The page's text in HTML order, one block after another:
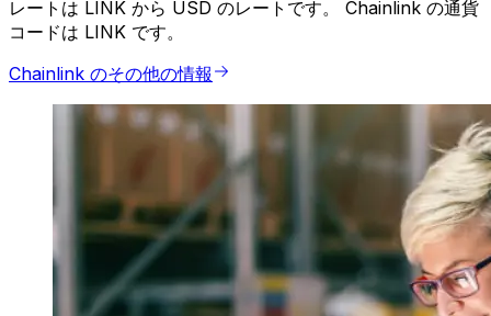
レートは LINK から USD のレートです。 Chainlink の通貨
コードは LINK です。
Chainlink のその他の情報